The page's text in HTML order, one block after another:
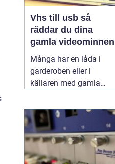
Vhs till usb så
räddar du dina
gamla videominnen
Många har en låda i
garderoben eller i
källaren med gamla
första steg,
skolavslutningar och
födelsedagar. Spelaren
fungerar kanske inte
längre, och varje år som